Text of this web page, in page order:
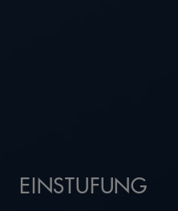
EINSTUFUNG